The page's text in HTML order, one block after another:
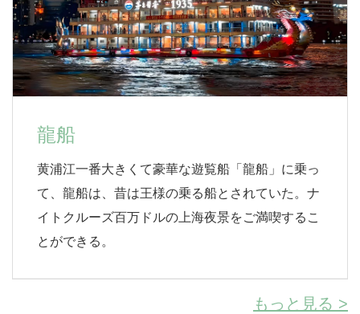
龍船
黄浦江一番大きくて豪華な遊覧船「龍船」に乗っ
て、龍船は、昔は王様の乗る船とされていた。ナ
イトクルーズ百万ドルの上海夜景をご満喫するこ
とができる。
もっと見る >